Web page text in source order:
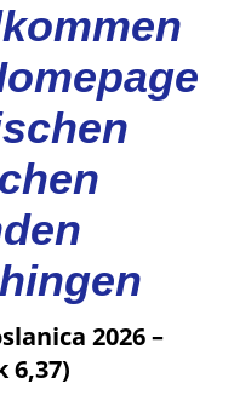
2026 –
6,37)